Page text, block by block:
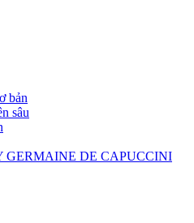
bản
sâu
GERMAINE DE CAPUCCINI